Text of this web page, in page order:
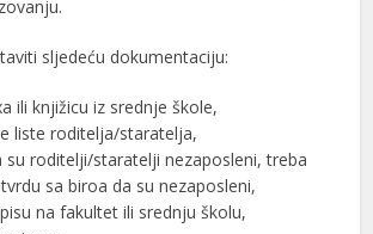
sljedeću dokumentaciju:
ili knjižicu iz srednje škole,
liste roditelja/staratelja,
su roditelji/staratelji nezaposleni, treba
sa biroa da su nezaposleni,
na fakultet ili srednju školu,